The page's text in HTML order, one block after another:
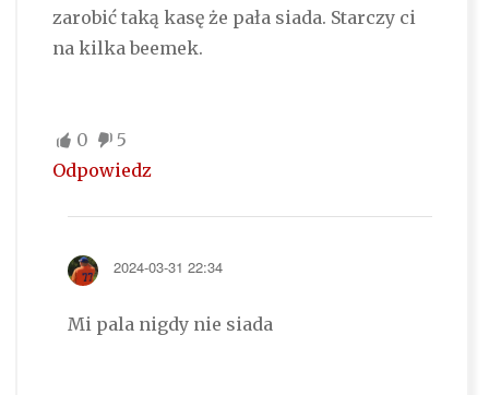
zarobić taką kasę że pała siada. Starczy ci
na kilka beemek.
0
5
Odpowiedz
2024-03-31 22:34
Mi pala nigdy nie siada